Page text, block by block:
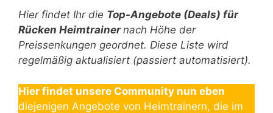
Hier findet Ihr die Top-Angebote (Deals) für
Rücken Heimtrainernach Höhe der
Preissenkungen geordnet. Diese Liste wird
regelmäßig aktualisiert (passiert automatisiert).
Hier findet unsere Community nun eben
diejenigen Angebote von Heimtrainern, die im